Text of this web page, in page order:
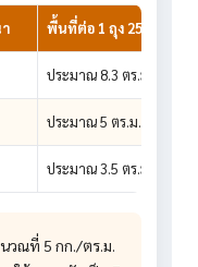
พื้นที่ต่อ 1 ถุง 25 กก.
ประมาณ 8.3 ตร.ม.
ประมาณ 5 ตร.ม.
ประมาณ 3.5 ตร.ม.
วณที่ 5 กก./ตร.ม.